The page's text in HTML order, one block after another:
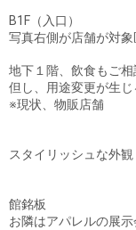
B1F（入口）
写真右側が店舗が対象
地下１階、飲食もご相
但し、用途変更が生じ
※現状、物販店舗
スタイリッシュな外観
館銘板
お隣はアパレルの展示